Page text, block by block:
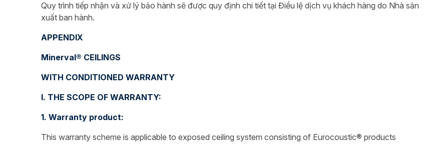
Quy trình tiếp nhận và xử lý bảo hành sẽ được quy định chi tiết tại Điều lệ dịch vụ khách hàng do Nhà sản
xuất ban hành.
APPENDIX
Minerval® CEILINGS
WITH CONDITIONED WARRANTY
I. THE SCOPE OF WARRANTY:
1. Warranty product:
This warranty scheme is applicable to exposed ceiling system consisting of Eurocoustic® products